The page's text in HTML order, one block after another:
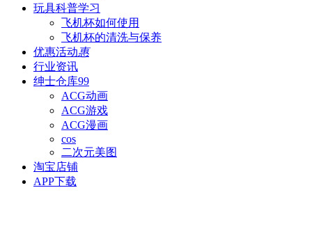
玩具科普学习
飞机杯如何使用
飞机杯的清洗与保养
优惠活动惠
行业资讯
绅士仓库99
ACG动画
ACG游戏
ACG漫画
cos
二次元美图
淘宝店铺
APP下载